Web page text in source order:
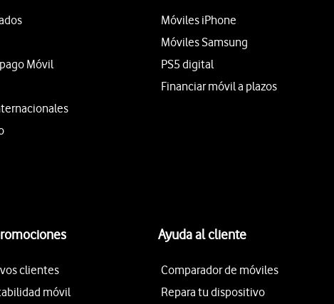
Móvil
Móviles iPhone
Móviles Samsung
PS5 digital
Financiar móvil a plazos
clientes
móvil
Ayuda al cliente
Comparador de móviles
Repara tu dispositivo